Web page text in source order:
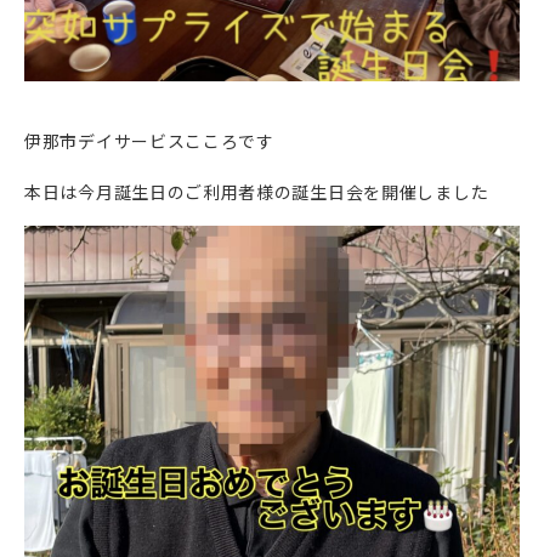
伊那市デイサービスこころです
本日は今月誕生日のご利用者様の誕生日会を開催しました